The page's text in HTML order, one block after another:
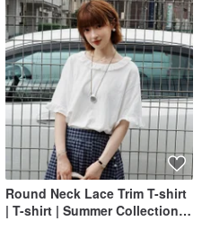
Round Neck Lace Trim T-shirt
| T-shirt | Summer Collection |